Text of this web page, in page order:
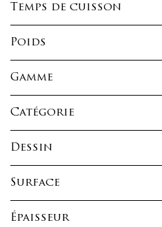
Temps de cuisson
Poids
Gamme
Catégorie
Dessin
Surface
Épaisseur